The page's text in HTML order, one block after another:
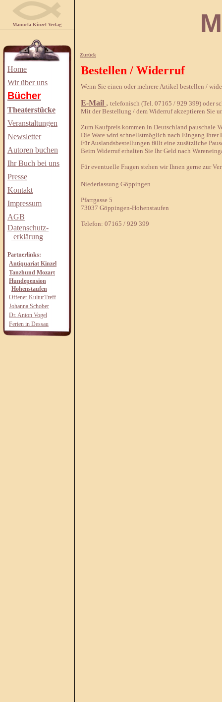
Manuela Kinzel Verlag
Home
Wir über uns
Bücher
Theaterstücke
Veranstaltungen
Newsletter
Autoren buchen
Ihr Buch bei uns
Presse
Kontakt
Impressum
AGB
Datenschutz-
erklärung
Partnerlinks:
Antiquariat Kinzel
Tanzhund Mozart
Hundepension
Hohenstaufen
Offener KulturTreff
Johanna Schober
Dr. Anton Vogel
Ferien in Dessau
Zurück
Bestellen / Widerruf
Wenn Sie einen oder mehrere Artikel bestellen /
E-Mail , telefonisch (Tel. 07165 / 929 399) oder
Mit der Bestellung / dem Widerruf akzeptieren Sie
Zum Kaufpreis kommen in Deutschland pauschale
Die Ware wird schnellstmöglich nach Eingang Ihrer
Für Auslandsbestellungen fällt eine zusätzliche
Beim Widerruf erhalten Sie Ihr Geld nach
Für eventuelle Fragen stehen wir Ihnen gerne zur
Niederlassung Göppingen
Pfarrgasse 5
73037 Göppingen-Hohenstaufen
Telefon: 07165 / 929 399